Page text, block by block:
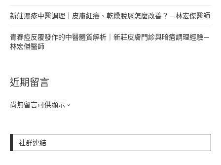
新莊濕疹中醫調理｜皮膚紅癢、乾燥脫屑怎麼改善？－林宏傑醫師
青春痘反覆發作的中醫體質解析｜新莊皮膚門診與暗瘡調理經驗－
林宏傑醫師
近期留言
尚無留言可供顯示。
社群連結